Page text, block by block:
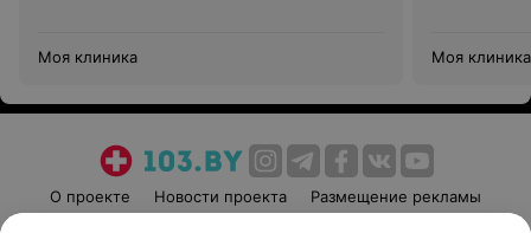
Моя клиника Моя клиника
О проекте Новости проекта
Размещение рекламы